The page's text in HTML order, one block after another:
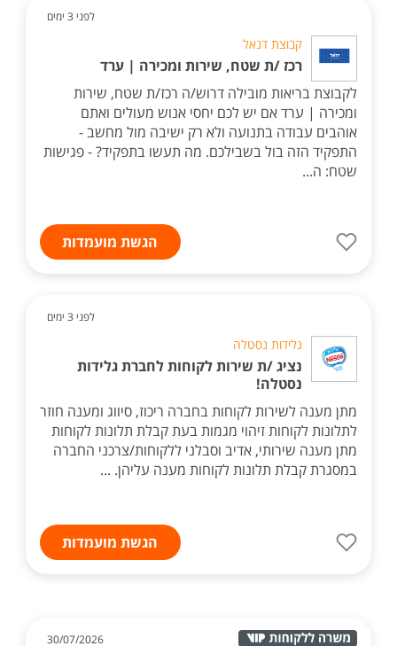
לפני 3 ימים
קבוצת דנאל
רכז /ת שטח, שירות ומכירה | ערד
לקבוצת בריאות מובילה דרוש/ה רכז/ת שטח, שירות
ומכירה | ערד אם יש לכם יחסי אנוש מעולים ואתם
אוהבים עבודה בתנועה ולא רק ישיבה מול מחשב -
התפקיד הזה בול בשבילכם. מה תעשו בתפקיד? - פגישות
שטח: ה...
הגשת מועמדות
לפני 3 ימים
גלידות נסטלה
נציג /ת שירות לקוחות לחברת גלידות
נסטלה!
מתן מענה לשירות לקוחות בחברה ריכוז, סיווג ומענה חוזר
לתלונות לקוחות זיהוי מגמות בעת קבלת תלונות לקוחות
מתן מענה שירותי, אדיב וסבלני ללקוחות/צרכני החברה
במסגרת קבלת תלונות לקוחות מענה עליהן. ...
הגשת מועמדות
30/07/2026